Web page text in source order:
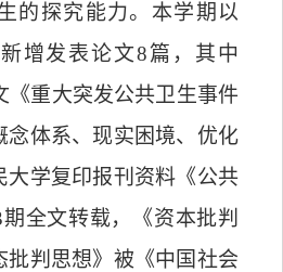
的探究能力。 本学期以
增发表论文8篇，其中
《重大突发公共卫生事件
念体系、现实困境、优化
大学复印报刊资料《公共
期全文转载，《资本批判
批判思想》被《中国社会